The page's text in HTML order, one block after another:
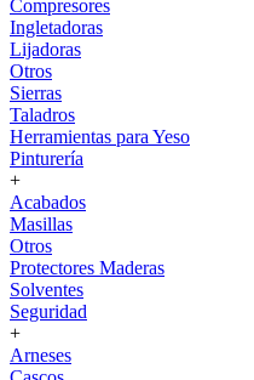
Compresores
Ingletadoras
Lijadoras
Otros
Sierras
Taladros
Herramientas para Yeso
Pinturería
+
Acabados
Masillas
Otros
Protectores Maderas
Solventes
Seguridad
+
Arneses